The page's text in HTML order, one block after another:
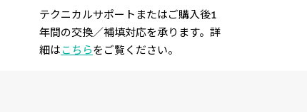
テクニカルサポートまたはご購入後1
年間の交換／補填対応を承ります。詳
細はこちらをご覧ください。